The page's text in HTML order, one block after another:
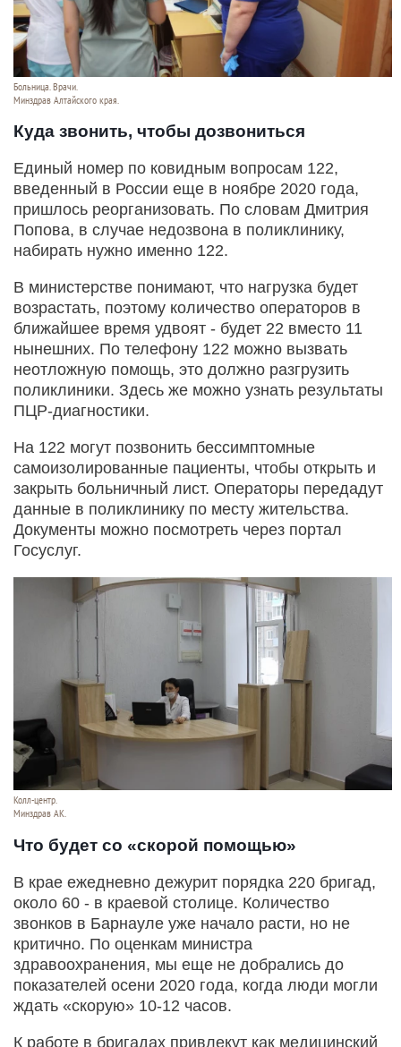
Больница. Врачи.
Минздрав Алтайского края.
Куда звонить, чтобы дозвониться
Единый номер по ковидным вопросам 122,
введенный в России еще в ноябре 2020 года,
пришлось реорганизовать. По словам Дмитрия
Попова, в случае недозвона в поликлинику,
набирать нужно именно 122.
В министерстве понимают, что нагрузка будет
возрастать, поэтому количество операторов в
ближайшее время удвоят - будет 22 вместо 11
нынешних. По телефону 122 можно вызвать
неотложную помощь, это должно разгрузить
поликлиники. Здесь же можно узнать результаты
ПЦР-диагностики.
На 122 могут позвонить бессимптомные
самоизолированные пациенты, чтобы открыть и
закрыть больничный лист. Операторы передадут
данные в поликлинику по месту жительства.
Документы можно посмотреть через портал
Госуслуг.
Колл-центр.
Минздрав АК.
Что будет со «скорой помощью»
В крае ежедневно дежурит порядка 220 бригад,
около 60 - в краевой столице. Количество
звонков в Барнауле уже начало расти, но не
критично. По оценкам министра
здравоохранения, мы еще не добрались до
показателей осени 2020 года, когда люди могли
ждать «скорую» 10-12 часов.
К работе в бригадах привлекут как медицинский